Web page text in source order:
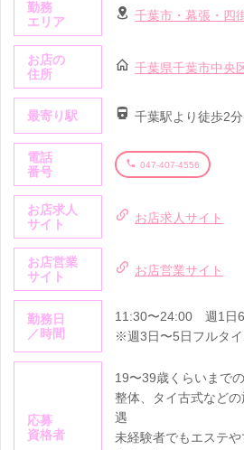
勤務
エリア
千葉市・幕張・四
お店の
住所
千葉県千葉市中央
最寄り駅 千葉駅より徒歩2分
電話
番号
047-407-4556
お店求人
サイト
お店求人サイト
お店営業
サイト
お店営業サイト
勤務日
／時間
11:30〜24:00 週1日6
※週3日〜5日フルタイ
応募
資格者
19〜39歳くらいまで
整体、タイ古式など
遇
未経験者でもエステ